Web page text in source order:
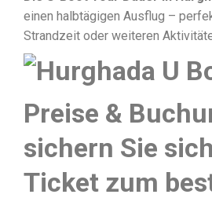
einen halbtägigen Ausflug –
Strandzeit oder weiteren
Preise &
sichern Sie
Ticket zum